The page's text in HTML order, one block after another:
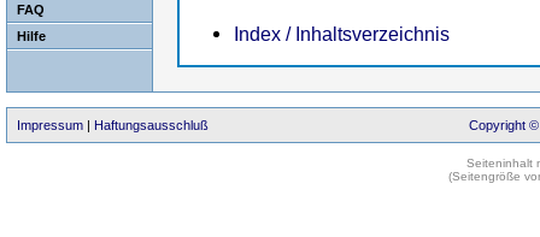
FAQ
Hilfe
Index / Inhaltsverzeichnis
Impressum | Haftungsausschluß Copyright ©
Seiteninhalt
(Seitengröße